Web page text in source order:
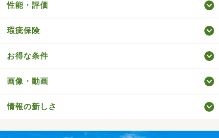
性能・評価
瑕疵保険
お得な条件
画像・動画
情報の新しさ